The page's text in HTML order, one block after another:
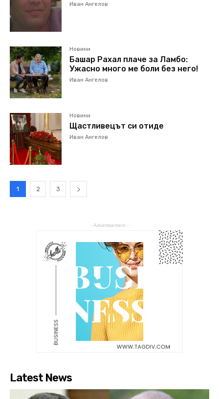
Иван Ангелов
Новини
Башар Рахал плаче за Ламбо:
Ужасно много ме боли без него!
Иван Ангелов
Новини
Щастливецът си отиде
Иван Ангелов
1 2 3
- Advertisement -
Latest News